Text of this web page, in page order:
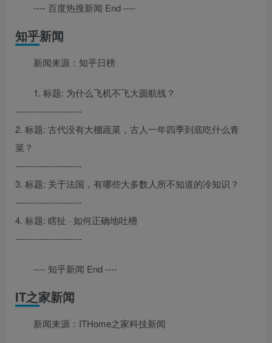
---- 百度热搜新闻 End ----
知乎新闻
新闻来源：知乎日榜
1. 标题: 为什么飞机不飞大圆航线？
----------------------
2. 标题: 古代没有大棚蔬菜，古人一年四季到底吃什么青
菜？
----------------------
3. 标题: 关于法国，有哪些大多数人所不知道的冷知识？
----------------------
4. 标题: 瞎扯 · 如何正确地吐槽
----------------------
---- 知乎新闻 End ----
IT之家新闻
新闻来源：ITHome之家科技新闻